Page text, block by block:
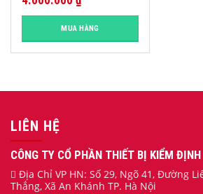
MUA HÀNG
LIÊN HỆ
CÔNG TY CỔ PHẦN THIẾT BỊ KIỂM
Địa Chỉ VP HN: Số 29, Ngõ 41, Đường
Thắng, Xã An Khánh TP. Hà Nội